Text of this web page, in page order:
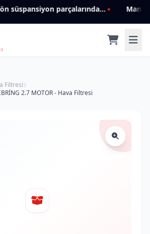
Mannlich: Filtre ve ön süspansiyon parçalarında genişleyen ürün yelpazesiyle kalite ve güven.
Filtresi
2.7 MOTOR - Hava Filtresi